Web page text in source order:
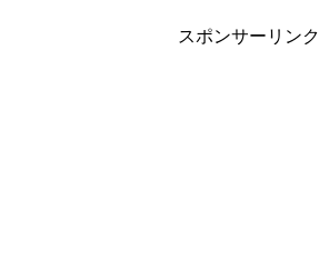
スポンサーリンク